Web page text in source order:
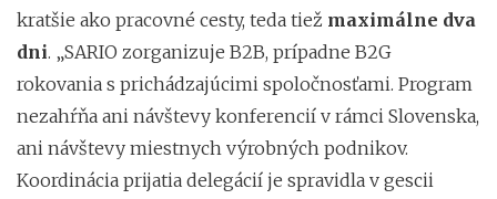
kratšie ako pracovné cesty, teda tiež maximálne dva
dni. „SARIO zorganizuje B2B, prípadne B2G
rokovania s prichádzajúcimi spoločnosťami. Program
nezahŕňa ani návštevy konferencií v rámci Slovenska,
ani návštevy miestnych výrobných podnikov.
Koordinácia prijatia delegácií je spravidla v gescii